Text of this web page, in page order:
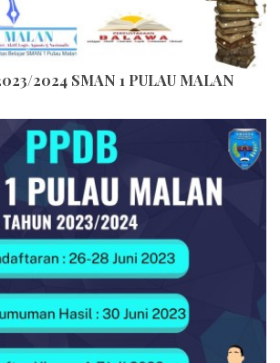
2024 SMAN 1 PULAU MALAN